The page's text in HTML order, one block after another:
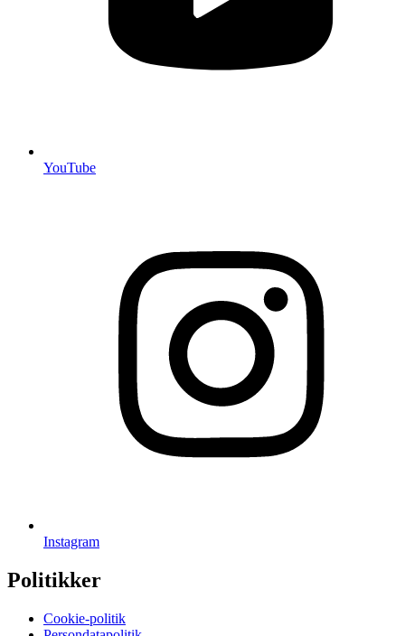
YouTube
Instagram
Politikker
Cookie-politik